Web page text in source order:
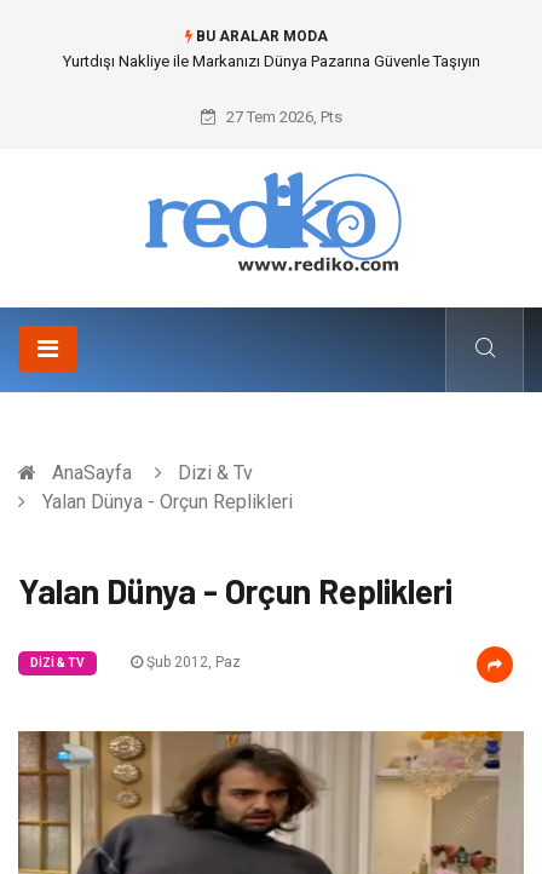
BU ARALAR MODA
İnternetsiz Bir Gün Nedir ve Neden Önemlidir?
27 Tem 2026, Pts
AnaSayfa
Dizi & Tv
Yalan Dünya - Orçun Replikleri
Yalan Dünya - Orçun Replikleri
DIZI & TV Şub 2012, Paz